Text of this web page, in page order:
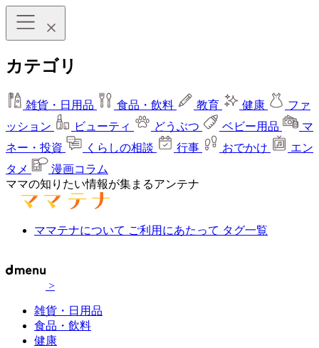
カテゴリ
雑貨・日用品 食品・飲料 教育 健康
ファ
ッション
ビューティ どうぶつ ベビー用品
マ
ネー・投資
くらしの相談 行事 おでかけ
エン
タメ
漫画コラム
ママの知りたい情報が集まるアンテナ
ママテナについて ご利用にあたって タグ一覧
>
雑貨・日用品
食品・飲料
健康